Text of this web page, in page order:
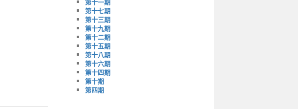
第十七期
第十三期
第十九期
第十二期
第十五期
第十八期
第十六期
第十四期
第十期
第四期